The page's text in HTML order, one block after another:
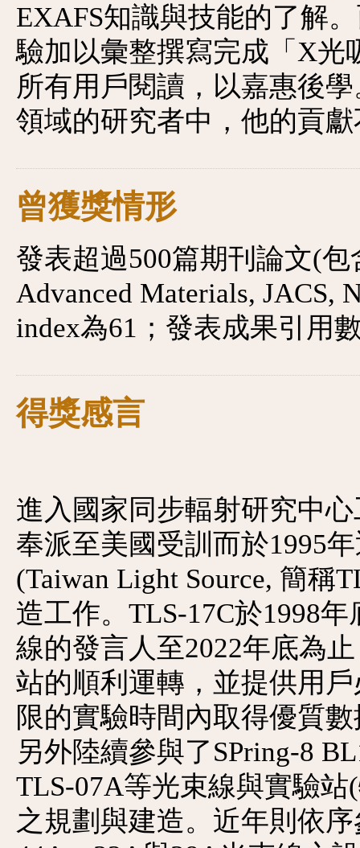
EXAFS知識與技能的了解
驗加以彙整撰寫完成「X光
所有用戶閱讀，以嘉惠後
領域的研究者中，他的貢
曾獲獎情形
發表超過500篇期刊論文(包
Advanced Materials, JACS,
index為61；發表成果引用
得獎感言
進入國家同步輻射研究中
奉派至美國受訓而於1995
(Taiwan Light Source, 簡稱
造工作。TLS-17C於1998
線的發言人至2022年底為
站的順利運轉，並提供用
限的實驗時間內取得優質
另外陸續參與了SPring-8
TLS-07A等光束線與實驗
之規劃與建造。近年則依序